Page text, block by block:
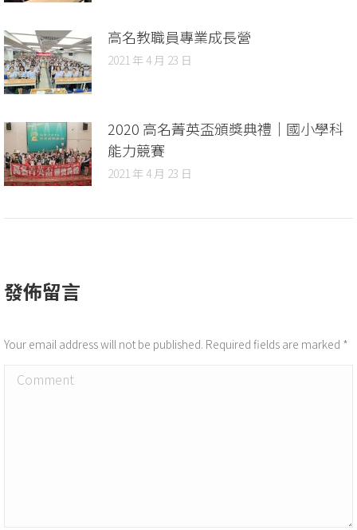
高名教職員專業成長營
2021 年 4 月 23 日
2020 高名菁英盃頒獎典禮｜國小學科
能力競賽
2021 年 4 月 23 日
發佈留言
Your email address will not be published. Required fields are marked *
Comment